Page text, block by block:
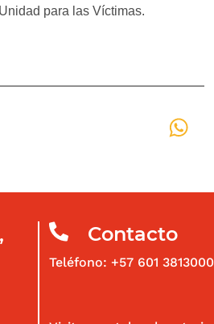
para las Víctimas.
Contacto
Teléfono: +57 601 3813000